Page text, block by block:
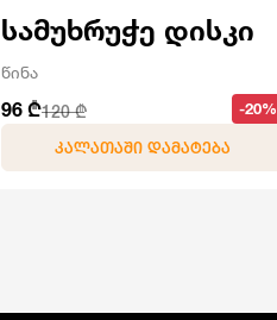
სამუხრუჭე დისკი
წინა
96 ₾120 ₾ -20%
ᲙᲐᲚᲐᲗᲐᲨᲘ ᲓᲐᲛᲐᲢᲔᲑᲐ